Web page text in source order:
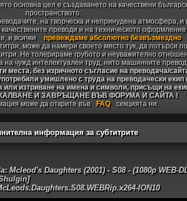
основна цел е създаването на качествени
пространството.
на творческа и непринудена атмосфера, и
преводи и на техническото оформление
и всички
превеждаме абсолютно безвъзмездно
може да намери своето място тук, да потърси
Не толерираме грубото и неуважително
на чужд интелектуален труд, нито машинните
места, без изричното съгласие на преводача/
умишлено с труда на преводачески
или изтриване на имена и символи, присъщи на
И ЗАВРЪЩАНЕ ВЪВ ФОРУМА И САЙТА !
може да открите във
FAQ секцията ни.
информация за субтитрите
Mcleod's Daughters (2001) - S08 - (1080p WEB-
ION10